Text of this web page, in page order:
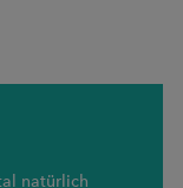
natürlich